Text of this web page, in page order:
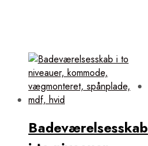
Badeværelsesskab